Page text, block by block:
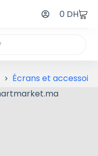
0 DH
Écrans et